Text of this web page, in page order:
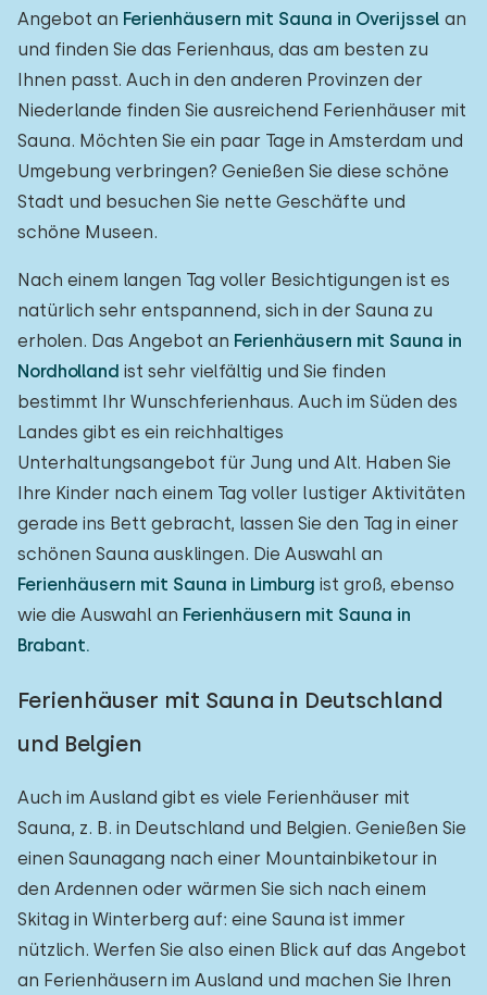
Angebot an Ferienhäusern mit Sauna in Overijssel an
und finden Sie das Ferienhaus, das am besten zu
Ihnen passt. Auch in den anderen Provinzen der
Niederlande finden Sie ausreichend Ferienhäuser mit
Sauna. Möchten Sie ein paar Tage in Amsterdam und
Umgebung verbringen? Genießen Sie diese schöne
Stadt und besuchen Sie nette Geschäfte und
schöne Museen.
Nach einem langen Tag voller Besichtigungen ist es
natürlich sehr entspannend, sich in der Sauna zu
erholen. Das Angebot an Ferienhäusern mit Sauna in
Nordholland ist sehr vielfältig und Sie finden
bestimmt Ihr Wunschferienhaus. Auch im Süden des
Landes gibt es ein reichhaltiges
Unterhaltungsangebot für Jung und Alt. Haben Sie
Ihre Kinder nach einem Tag voller lustiger Aktivitäten
gerade ins Bett gebracht, lassen Sie den Tag in einer
schönen Sauna ausklingen. Die Auswahl an
Ferienhäusern mit Sauna in Limburg ist groß, ebenso
wie die Auswahl an Ferienhäusern mit Sauna in
Brabant.
Ferienhäuser mit Sauna in Deutschland
und Belgien
Auch im Ausland gibt es viele Ferienhäuser mit
Sauna, z. B. in Deutschland und Belgien. Genießen Sie
einen Saunagang nach einer Mountainbiketour in
den Ardennen oder wärmen Sie sich nach einem
Skitag in Winterberg auf: eine Sauna ist immer
nützlich. Werfen Sie also einen Blick auf das Angebot
an Ferienhäusern im Ausland und machen Sie Ihren